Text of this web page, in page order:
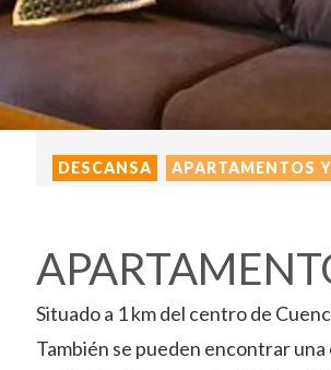
DESCANSA APARTAMENTOS
Situado a 1 km del centro de
También se pueden encontrar